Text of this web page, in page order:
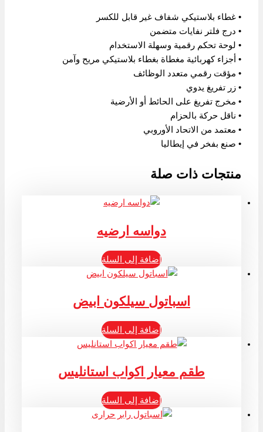
• غطاء بلاستيكي شفاف غير قابل للكسر
• درج فلتر نفايات متضمن
• لوحة تحكم رقمية وسهلة الاستخدام
• أجزاء كهربائية مغطاة بغطاء بلاستيكي مريح وآمن
• مؤقت رقمي متعدد الوظائف
• زر تفريغ يدوي
• مخرج تفريغ على الحائط أو الأرضية
• ناقل حركة بالحزام
• معتمد من الاتحاد الأوروبي
• صنع بفخر في إيطاليا
منتجات ذات صلة
دواسه ارضيه
إضافة إلى السلة
اسباتول سيلكون ابيض
إضافة إلى السلة
طقم معيار اكواب استانليس
إضافة إلى السلة